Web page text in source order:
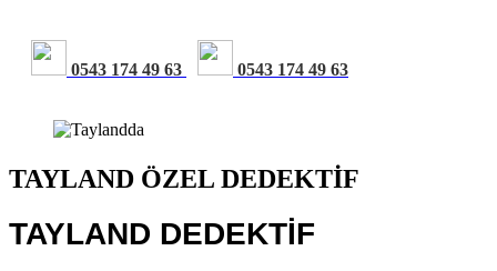
0543 174 49 63 0543 174 49 63
TAYLAND ÖZEL DEDEKTİF
TAYLAND DEDEKTİF